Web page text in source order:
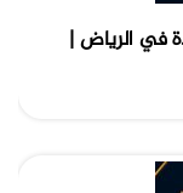
في الرياض |